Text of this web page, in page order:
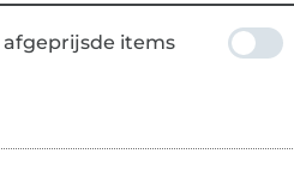
afgeprijsde items